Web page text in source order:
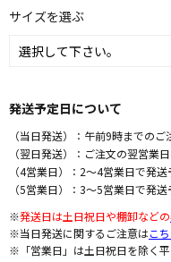
サイズを選ぶ
発送予定日について
（当日発送）：午前9時までの
（翌日発送）：ご注文の翌営業
（4営業日）：2～4営業日で発送
（5営業日）：3～5営業日で発送
※発送日は土日祝日や棚卸などの
※当日発送に関するご注意はこ
※「営業日」は土日祝日を除く平